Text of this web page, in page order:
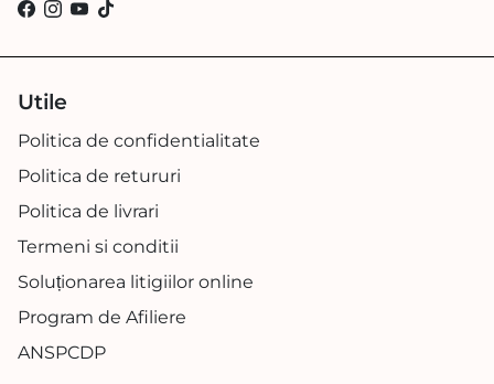
Utile
Politica de confidentialitate
Politica de retururi
Politica de livrari
Termeni si conditii
Soluționarea litigiilor online
Program de Afiliere
ANSPCDP